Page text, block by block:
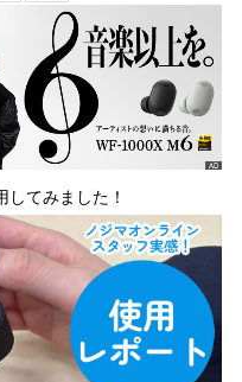
てみました！